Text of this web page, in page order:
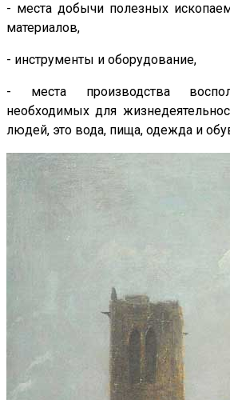
- места добычи полезных
материалов,
- инструменты и оборудование,
- места производства
необходимых для
людей, это вода, пища, одежда и